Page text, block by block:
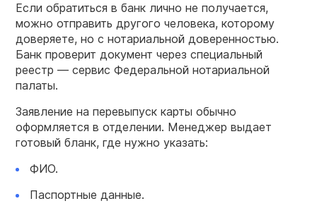
Если обратиться в банк лично не получается,
можно отправить другого человека, которому
доверяете, но с нотариальной доверенностью.
Банк проверит документ через специальный
реестр — сервис Федеральной нотариальной
палаты.
Заявление на перевыпуск карты обычно
оформляется в отделении. Менеджер выдает
готовый бланк, где нужно указать:
ФИО.
Паспортные данные.